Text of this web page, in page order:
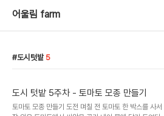
어울림 farm
도시텃밭 5
도시 텃밭 5주차 - 토마토 모종 만들기
토마토 모종 만들기 도전 며칠 전 토마토 한 박스를 사서